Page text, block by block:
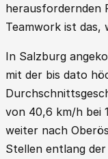
herausfordernden
Teamwork ist das,
In Salzburg
mit der bis dato
von 40,6 km/h bei
weiter nach
Stellen entlang